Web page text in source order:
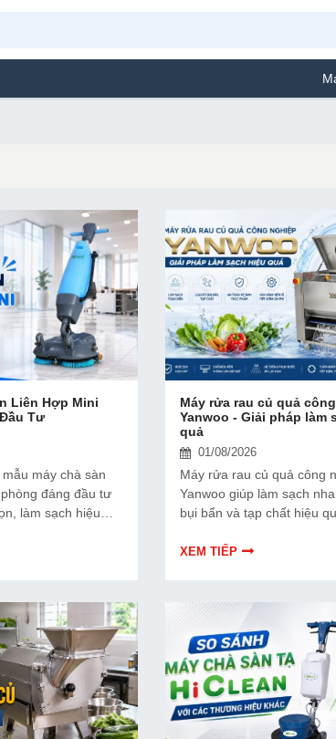
Máy
Liên Hợp Mini
Tư
máy chà sàn
đáng đầu tư
làm sạch hiệu
cửa hàng.
Máy rửa rau củ quả
Yanwoo - Giải pháp làm
quả
01/08/2026
Máy rửa rau củ quả công
Yanwoo giúp làm sạch
bụi bẩn và tạp chất hiệu
cho nhà hàng, bếp ăn
XEM TIẾP